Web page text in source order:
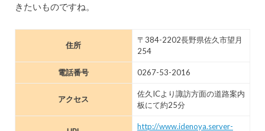
きたいものですね。
住所
〒384-2202長野県佐久市望月
254
電話番号 0267-53-2016
アクセス
佐久ICより諏訪方面の道路案内
板にて約25分
http://www.idenoya.server-